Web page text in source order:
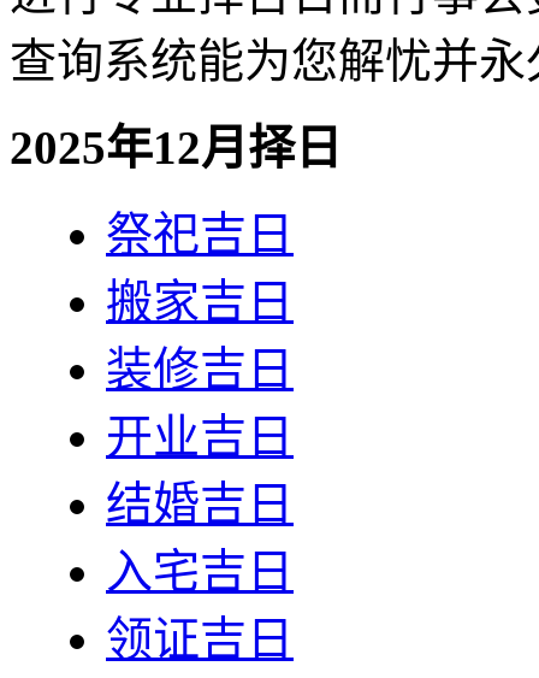
查询系统能为您解忧并
2025年12月择日
祭祀吉日
搬家吉日
装修吉日
开业吉日
结婚吉日
入宅吉日
领证吉日